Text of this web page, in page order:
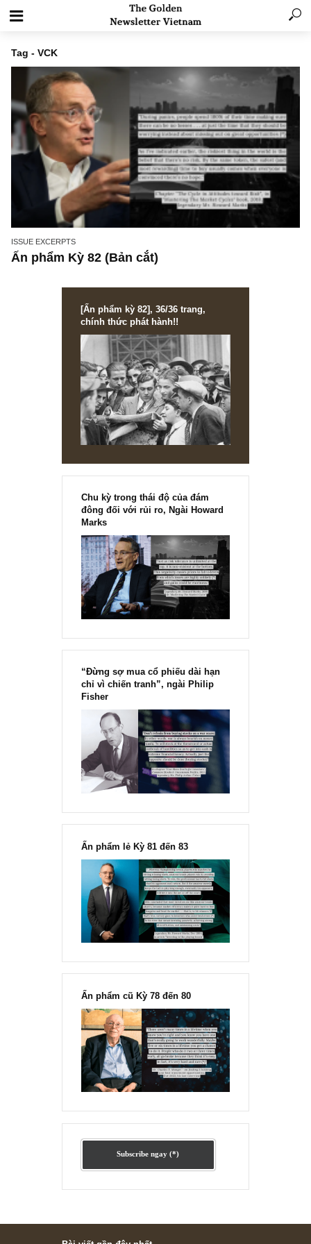
Tag - VCK
Ấn phẩm Kỳ 82 (Bản cắt)
[Ấn phẩm kỳ 82], 36/36 trang,
chính thức phát hành!!
Chu kỳ trong thái độ của đám
đông đối với rủi ro, Ngài Howard
Marks
“Đừng sợ mua cổ phiếu dài hạn
chỉ vì chiến tranh”, ngài Philip
Fisher
Ấn phẩm lẻ Kỳ 81 đến 83